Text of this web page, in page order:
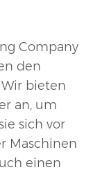
Company
den
bieten
an, um
sich vor
Maschinen
einen